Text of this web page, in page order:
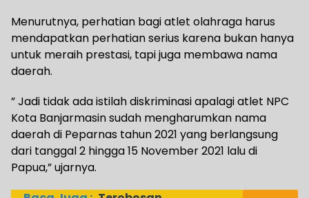
Menurutnya, perhatian bagi atlet olahraga harus
mendapatkan perhatian serius karena bukan hanya
untuk meraih prestasi, tapi juga membawa nama
daerah.
” Jadi tidak ada istilah diskriminasi apalagi atlet NPC
Kota Banjarmasin sudah mengharumkan nama
daerah di Peparnas tahun 2021 yang berlangsung
dari tanggal 2 hingga 15 November 2021 lalu di
Papua,” ujarnya.